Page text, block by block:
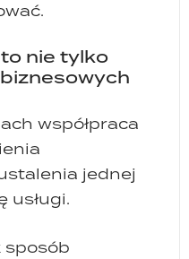
nie tylko
współpraca
jednej
usługi.
sposób